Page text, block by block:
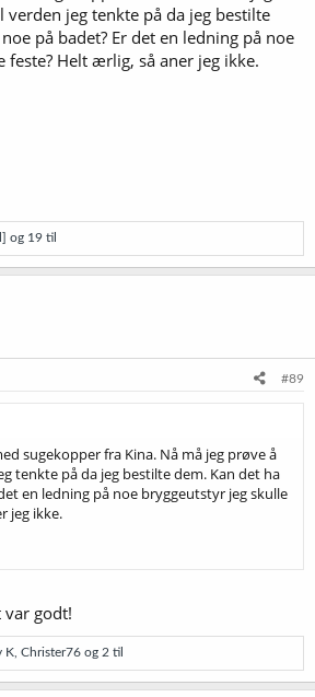
verden jeg tenkte på da jeg bestilte
på badet? Er det en ledning på noe
feste? Helt ærlig, så aner jeg ikke.
og 19 til
#89
sugekopper fra Kina. Nå må jeg prøve å
tenkte på da jeg bestilte dem. Kan det ha
en ledning på noe bryggeutstyr jeg skulle
jeg ikke.
var godt!
K Christer76 og 2 til